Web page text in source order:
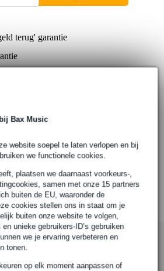
Bax Music
website soepel te laten verlopen en bij
we functionele cookies.
plaatsen we daarnaast voorkeurs-,
samen met onze 15 partners
buiten de EU, waaronder de
cookies stellen ons in staat om je
buiten onze website te volgen,
unieke gebruikers-ID’s gebruiken
we je ervaring verbeteren en
tonen.
op elk moment aanpassen of
terug' garantie
winkel